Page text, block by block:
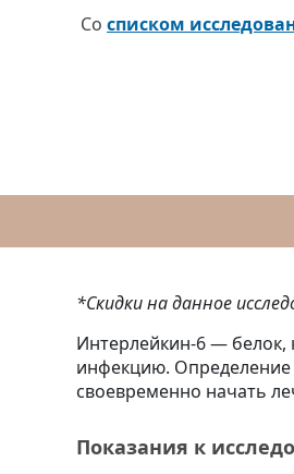
Со списком
*Скидки на данное
Интерлейкин-6 — белок,
инфекцию. Определение
своевременно начать
Показания к